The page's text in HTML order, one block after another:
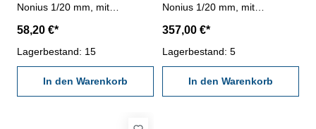
Nonius 1/20 mm, mit
Vierkantstange -
auswechselbare HM-Spitzen
Messbereich : 300 mm
58,20 €*
Lagerbestand: 15
In den Warenkorb
Nonius 1/20 mm, mit
Vierkantstange -
auswechselbare HM-Spitzen
Messbereich : 3000 mm
Speditionsware! Bitte
beachten Sie unsere
357,00 €*
Lagerbestand: 5
In den Warenkorb